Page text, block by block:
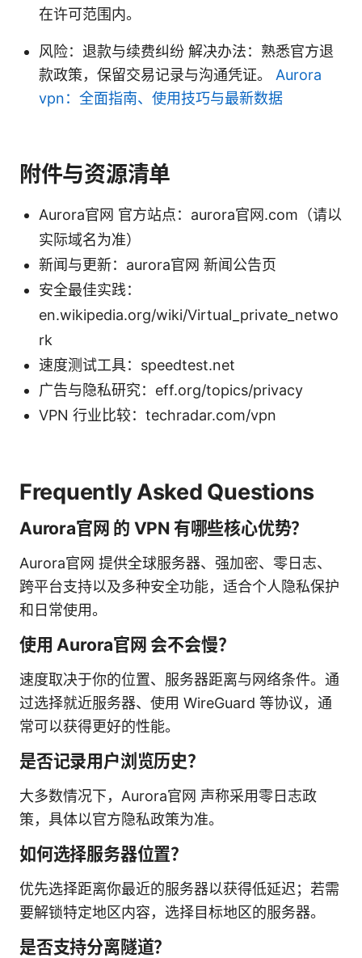
在许可范围内。
风险：退款与续费纠纷 解决办法：熟悉官方退
款政策，保留交易记录与沟通凭证。 Aurora
vpn：全面指南、使用技巧与最新数据
附件与资源清单
Aurora官网 官方站点：aurora官网.com（请以
实际域名为准）
新闻与更新：aurora官网 新闻公告页
安全最佳实践：
en.wikipedia.org/wiki/Virtual_private_netwo
rk
速度测试工具：speedtest.net
广告与隐私研究：eff.org/topics/privacy
VPN 行业比较：techradar.com/vpn
Frequently Asked Questions
Aurora官网 的 VPN 有哪些核心优势？
Aurora官网 提供全球服务器、强加密、零日志、
跨平台支持以及多种安全功能，适合个人隐私保护
和日常使用。
使用 Aurora官网 会不会慢？
速度取决于你的位置、服务器距离与网络条件。通
过选择就近服务器、使用 WireGuard 等协议，通
常可以获得更好的性能。
是否记录用户浏览历史？
大多数情况下，Aurora官网 声称采用零日志政
策，具体以官方隐私政策为准。
如何选择服务器位置？
优先选择距离你最近的服务器以获得低延迟；若需
要解锁特定地区内容，选择目标地区的服务器。
是否支持分离隧道？